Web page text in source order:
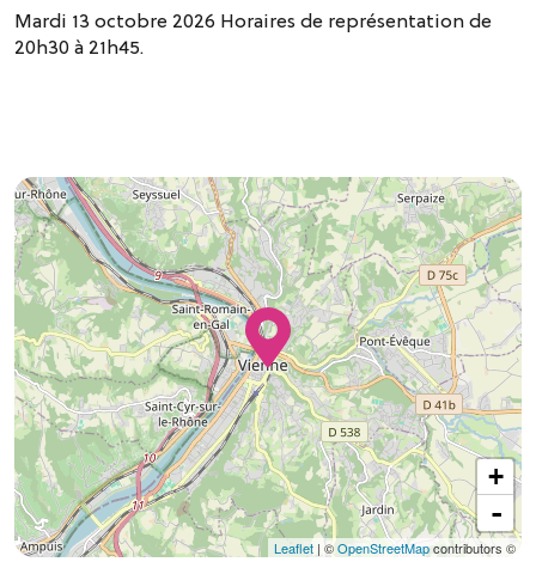
Mardi 13 octobre 2026 Horaires de représentation de
20h30 à 21h45.
+
-
Leaflet | ©OpenStreetMapcontributors ©